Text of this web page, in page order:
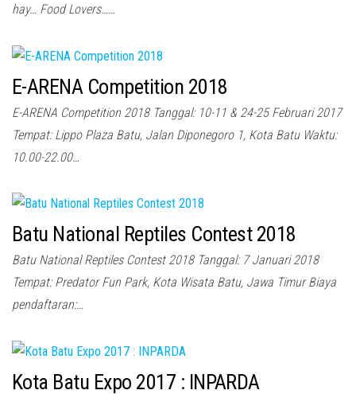
hay… Food Lovers……
E-ARENA Competition 2018
E-ARENA Competition 2018 Tanggal: 10-11 & 24-25 Februari 2017
Tempat: Lippo Plaza Batu, Jalan Diponegoro 1, Kota Batu Waktu:
10.00-22.00…
Batu National Reptiles Contest 2018
Batu National Reptiles Contest 2018 Tanggal: 7 Januari 2018
Tempat: Predator Fun Park, Kota Wisata Batu, Jawa Timur Biaya
pendaftaran:…
Kota Batu Expo 2017 : INPARDA